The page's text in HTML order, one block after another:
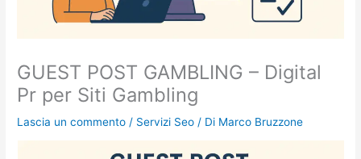
GUEST POST GAMBLING – Digital
Pr per Siti Gambling
Lascia un commento / Servizi Seo / Di Marco Bruzzone